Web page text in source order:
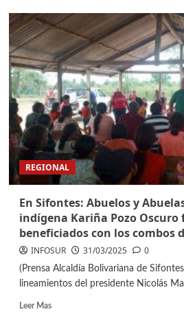
REGIONAL
En Sifontes: Abuelos y
indígena Kariña Pozo Oscuro
beneficiados con los combos
INFOSUR 31/03/2025 0
(Prensa Alcaldía Bolivariana de
lineamientos del presidente Nicolás
Leer Mas